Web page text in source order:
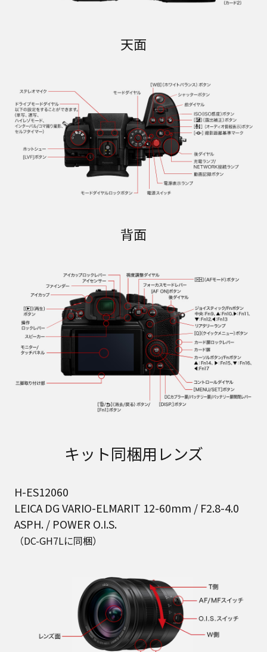
天面
背面
キット同梱用レンズ
H-ES12060
LEICA DG VARIO-ELMARIT 12-60mm / F2.8-4.0
ASPH. / POWER O.I.S.
（DC-GH7Lに同梱）